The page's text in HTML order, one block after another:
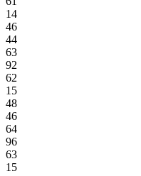
14
46
44
63
92
62
15
48
46
64
96
63
15